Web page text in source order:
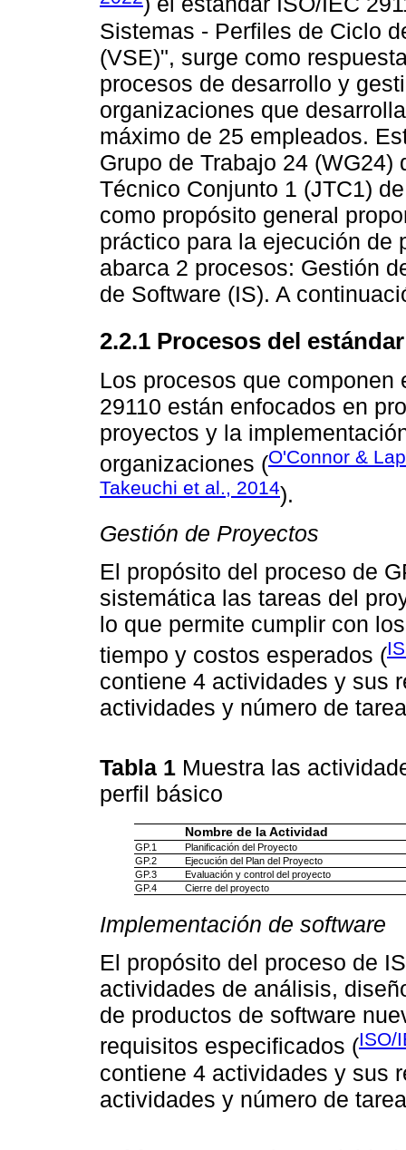
Sistemas - Perfiles de Ciclo
(VSE)", surge como
procesos de desarrollo y
organizaciones que
máximo de 25 empleados.
Grupo de Trabajo 24
Técnico Conjunto 1 (JTC1)
como propósito general
práctico para la ejecución de
abarca 2 procesos: Gestión
de Software (IS). A
2.2.1 Procesos del estándar
Los procesos que
29110 están enfocados en
proyectos y la
organizaciones (O'Connor &
Takeuchi et al., 2014).
Gestión de Proyectos
El propósito del proceso de
sistemática las tareas del
lo que permite cumplir con
tiempo y costos esperados (
contiene 4 actividades y sus
actividades y número de
Tabla 1 Muestra las
perfil básico
Nombre de la Actividad
GP.1
Planificación del Proyecto
GP.2
Ejecución del Plan del Proyecto
GP.3
Evaluación y control del proyecto
GP.4
Cierre del proyecto
Implementación de software
El propósito del proceso de
actividades de análisis,
de productos de software
requisitos especificados (ISO/
contiene 4 actividades y sus
actividades y número de